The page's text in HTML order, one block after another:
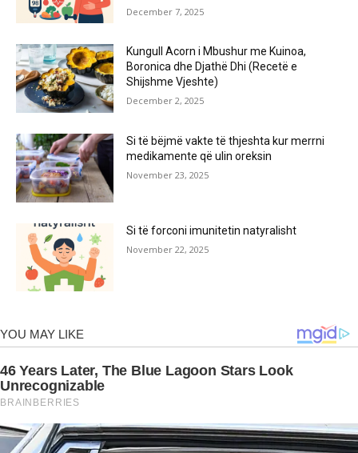
December 7, 2025
Kungull Acorn i Mbushur me Kuinoa,
Boronica dhe Djathë Dhi (Recetë e
Shijshme Vjeshte)
December 2, 2025
Si të bëjmë vakte të thjeshta kur merrni
medikamente që ulin oreksin
November 23, 2025
Si të forconi imunitetin natyralisht
November 22, 2025